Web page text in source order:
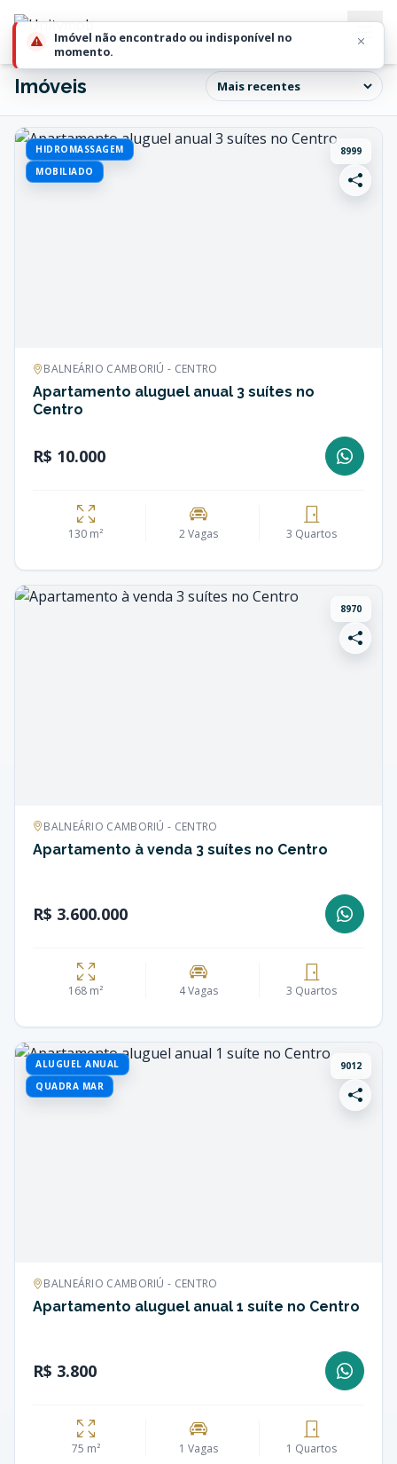
Imóveis
HIDROMASSAGEM
MOBILIADO
8999
BALNEÁRIO CAMBORIÚ - CENTRO
Apartamento aluguel anual 3 suítes no
Centro
R$ 10.000
130 m² 2 Vagas 3 Quartos
8970
BALNEÁRIO CAMBORIÚ - CENTRO
Apartamento à venda 3 suítes no Centro
R$ 3.600.000
168 m² 4 Vagas 3 Quartos
ALUGUEL ANUAL
QUADRA MAR
9012
BALNEÁRIO CAMBORIÚ - CENTRO
Apartamento aluguel anual 1 suíte no Centro
R$ 3.800
75 m² 1 Vagas 1 Quartos